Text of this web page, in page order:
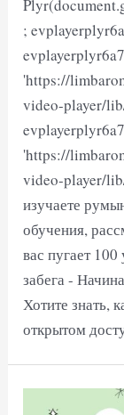
;
'https://
video-player/
'https://
video-player/
изучаете
обучения,
вас пугает
забега -
Хотите знать,
открытом